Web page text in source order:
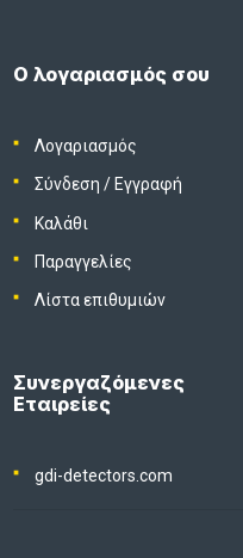
Ο λογαριασμός σου
Λογαριασμός
Σύνδεση / Εγγραφή
Καλάθι
Παραγγελίες
Λίστα επιθυμιών
Συνεργαζόμενες
Εταιρείες
gdi-detectors.com